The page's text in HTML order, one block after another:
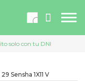
Búsqueda
de
solo con tu DNI
Sensha 1X11 V